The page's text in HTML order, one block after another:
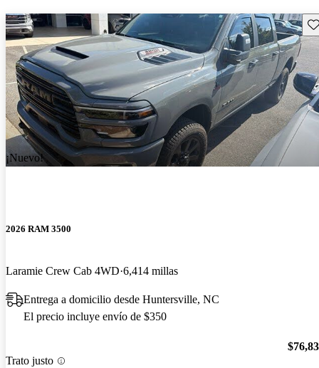
¡Nuevo!
2026 RAM 3500
Laramie Crew Cab 4WD 6,414 millas
Entrega a domicilio desde Huntersville, NC
El precio incluye envío de $350
Trato justo